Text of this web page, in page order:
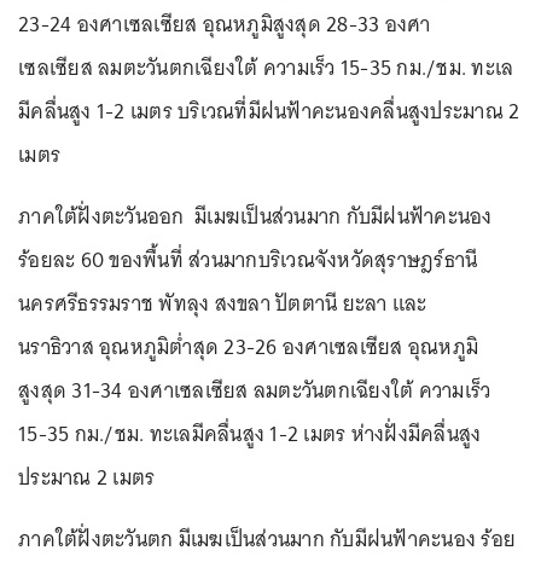
23-24 องศาเซลเซียส อุณหภูมิสูงสุด 28-33 องศา
เซลเซียส ลมตะวันตกเฉียงใต้ ความเร็ว 15-35 กม./ชม. ทะเล
มีคลื่นสูง 1-2 เมตร บริเวณที่มีฝนฟ้าคะนองคลื่นสูงประมาณ 2
เมตร
ภาคใต้ฝั่งตะวันออก มีเมฆเป็นส่วนมาก กับมีฝนฟ้าคะนอง
ร้อยละ 60 ของพื้นที่ ส่วนมากบริเวณจังหวัดสุราษฎร์ธานี
นครศรีธรรมราช พัทลุง สงขลา ปัตตานี ยะลา และ
นราธิวาส อุณหภูมิต่ำสุด 23-26 องศาเซลเซียส อุณหภูมิ
สูงสุด 31-34 องศาเซลเซียส ลมตะวันตกเฉียงใต้ ความเร็ว
15-35 กม./ชม. ทะเลมีคลื่นสูง 1-2 เมตร ห่างฝั่งมีคลื่นสูง
ประมาณ 2 เมตร
ภาคใต้ฝั่งตะวันตก มีเมฆเป็นส่วนมาก กับมีฝนฟ้าคะนอง ร้อย